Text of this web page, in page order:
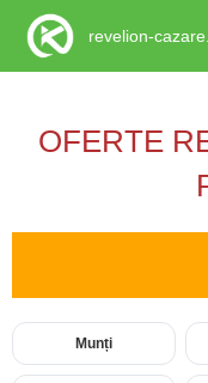
OFERTE
Munți
revelion-